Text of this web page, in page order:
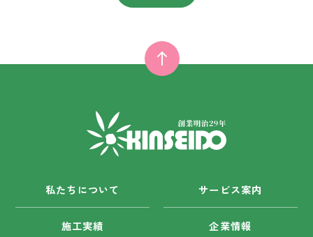
私たちについて サービス案内
施工実績 企業情報